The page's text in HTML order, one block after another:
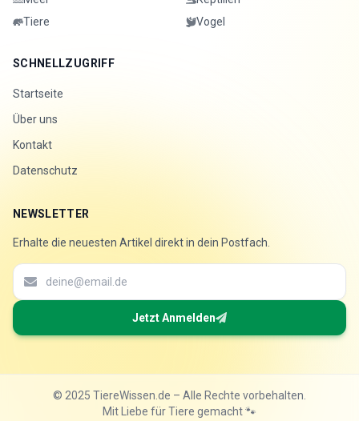
Tiere
Vogel
SCHNELLZUGRIFF
Startseite
Über uns
Kontakt
Datenschutz
NEWSLETTER
Erhalte die neuesten Artikel direkt in dein Postfach.
Jetzt Anmelden
© 2025 TiereWissen.de – Alle Rechte vorbehalten.
Mit Liebe für Tiere gemacht 🐾